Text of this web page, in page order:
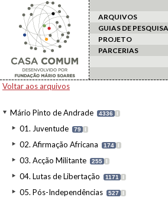
ARQUIVOS
GUIAS DE PESQUISA
PROJETO
PARCERIAS
Voltar aos arquivos
Mário Pinto de Andrade 4336 I
01. Juventude 79 I
02. Afirmação Africana 174 I
03. Acção Militante 255 I
04. Lutas de Libertação 1171 I
05. Pós-Independências 527 I